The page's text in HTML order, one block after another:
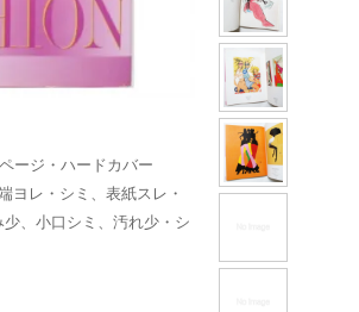
ージ・ハードカバー
ヨレ・シミ、表紙スレ・
、小口シミ、汚れ少・シ